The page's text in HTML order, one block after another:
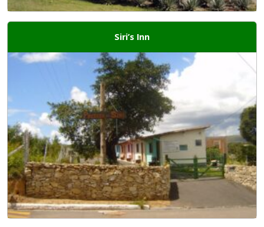
Siri’s Inn